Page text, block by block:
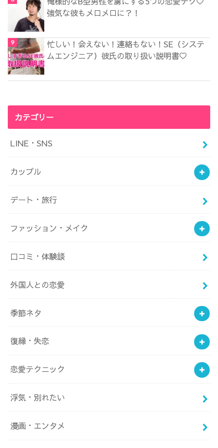
強気な彼もメロメロに？！
忙しい！会えない！連絡もない！SE（システ
ムエンジニア）彼氏の取り扱い説明書♡
カテゴリー
LINE・SNS
カップル
デート・旅行
ファッション・メイク
口コミ・体験談
外国人との恋愛
季節ネタ
復縁・失恋
恋愛テクニック
浮気・別れたい
漫画・エンタメ